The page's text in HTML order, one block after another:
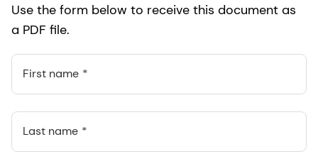
Use the form below to receive this document as
a PDF file.
First name
Last name